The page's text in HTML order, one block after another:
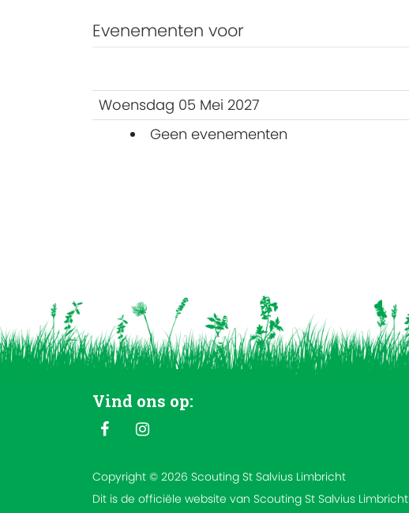
Evenementen voor
Woensdag 05 Mei 2027
Geen evenementen
Vind ons op:
Copyright © 2026 Scouting St Salvius Limbricht
Dit is de officiële website van Scouting St Salvius Limbricht